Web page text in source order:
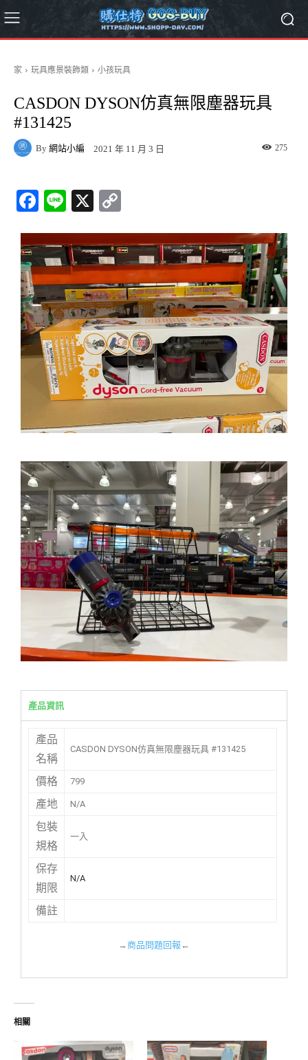
家 玩具應景裝飾類 小孩玩具
CASDON DYSON仿真無限塵器玩具
#131425
By 網站小編 2021 年 11 月 3 日 275
Fa
bo
ok
Li
X
y
Li
nk
產品資訊
產品
名稱
CASDON DYSON仿真無限塵器玩具 #131425
價格 799
產地 N/A
包裝
規格
一入
保存
期限
N/A
備註
→ 商品問題回報 ←
相關